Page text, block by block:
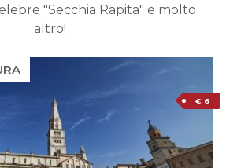
"Secchia Rapita" e molto
altro!
€ 6